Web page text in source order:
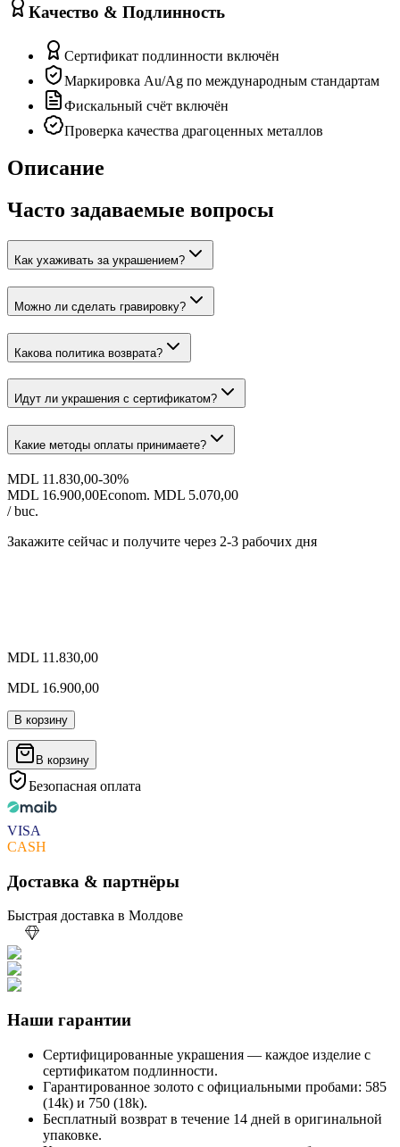
Качество & Подлинность
Сертификат подлинности включён
Маркировка Au/Ag по международным стандартам
Фискальный счёт включён
Проверка качества драгоценных металлов
Описание
Часто задаваемые вопросы
Как ухаживать за украшением?
Можно ли сделать гравировку?
Какова политика возврата?
Идут ли украшения с сертификатом?
Какие методы оплаты принимаете?
MDL 11.830,00-30%
MDL 16.900,00Econom. MDL 5.070,00
/ buc.
Закажите сейчас и получите через 2-3 рабочих дня
MDL 11.830,00
MDL 16.900,00
В корзину
В корзину
Безопасная оплата
VISA
CASH
Доставка & партнёры
Быстрая доставка в Молдове
Наши гарантии
Сертифицированные украшения — каждое изделие с
сертификатом подлинности.
Гарантированное золото с официальными пробами: 585
(14k) и 750 (18k).
Бесплатный возврат в течение 14 дней в оригинальной
упаковке.